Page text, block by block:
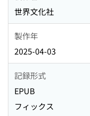
世界文化社
製作年
2025-04-03
記録形式
EPUB
フィックス